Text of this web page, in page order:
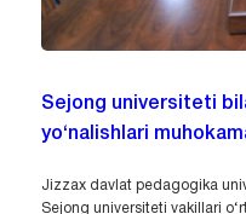
Sejong universiteti
yo‘nalishlari
Jizzax davlat pedagogika
Sejong universiteti vakillari